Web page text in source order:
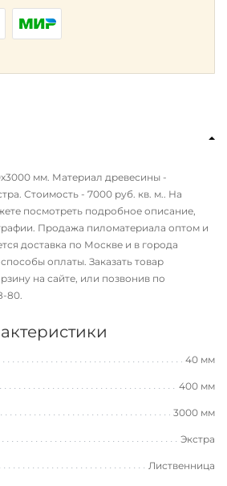
мм. Материал древесины -
Стоимость - 7000 руб. кв. м.. На
посмотреть подробное описание,
Продажа пиломатериала оптом и
доставка по Москве и в города
оплаты. Заказать товар
на сайте, или позвонив по
80.
40 мм
400 мм
3000 мм
Экстра
Лиственница